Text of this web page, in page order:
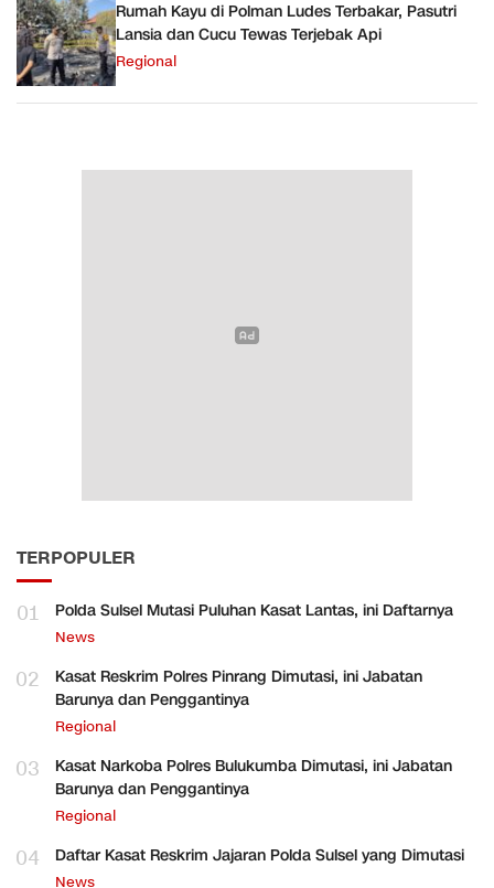
Rumah Kayu di Polman Ludes Terbakar, Pasutri
Lansia dan Cucu Tewas Terjebak Api
Regional
TERPOPULER
01 Polda Sulsel Mutasi Puluhan Kasat Lantas, ini Daftarnya
News
02
Kasat Reskrim Polres Pinrang Dimutasi, ini Jabatan
Barunya dan Penggantinya
Regional
03
Kasat Narkoba Polres Bulukumba Dimutasi, ini Jabatan
Barunya dan Penggantinya
Regional
04 Daftar Kasat Reskrim Jajaran Polda Sulsel yang Dimutasi
News